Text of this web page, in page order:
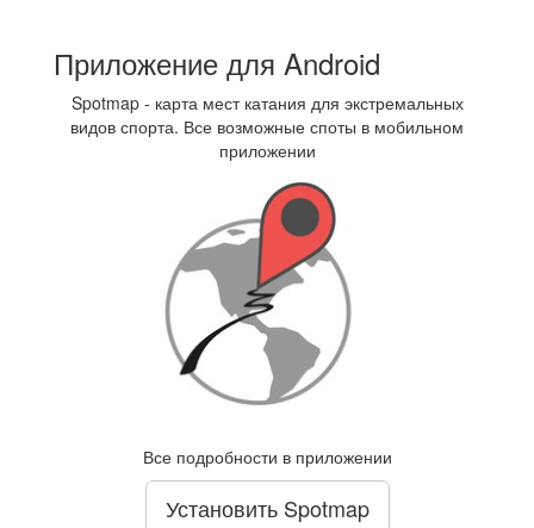
Приложение для Android
Spotmap - карта мест катания для экстремальных
видов спорта. Все возможные споты в мобильном
приложении
Все подробности в приложении
Установить Spotmap